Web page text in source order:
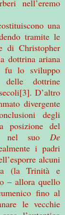
nell’eremo
una
tramite le
di Christopher
dottrina ariana
fu lo sviluppo
dottrine
D’altro
divergente
degli
posizione del
nel suo De
i padri
alcuni
(la Trinità e
– allora quello
fino al
le vecchie